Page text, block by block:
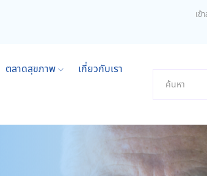
เข้
ตลาดสุขภาพ เกี่ยวกับเรา